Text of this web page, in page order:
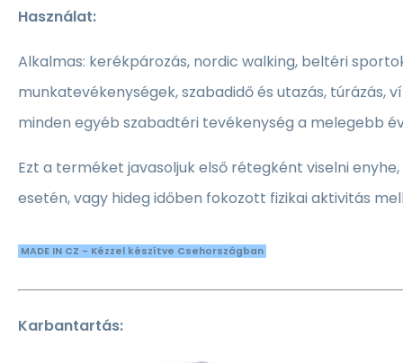
Használat:
Alkalmas: kerékpározás, nordic walking, beltéri
munkatevékenységek, szabadidő és utazás, túrázás,
minden egyéb szabadtéri tevékenység a melegebb
Ezt a terméket javasoljuk első rétegként viselni
esetén, vagy hideg időben fokozott fizikai aktivitás
MADE IN CZ - Kézzel készítve Csehországban
Karbantartás: